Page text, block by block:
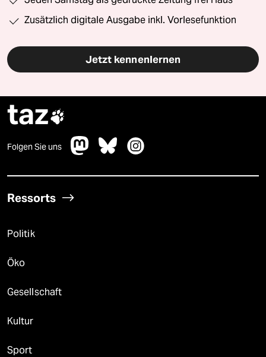
Zusätzlich digitale Ausgabe inkl. Vorlesefunktion
Jetzt kennenlernen
taz
Folgen Sie uns
Ressorts
Politik
Öko
Gesellschaft
Kultur
Sport